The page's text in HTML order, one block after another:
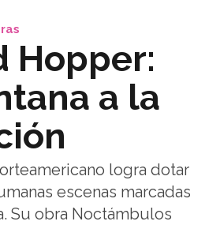
Hopper:
a la
logra dotar
escenas marcadas
Su obra Noctámbulos